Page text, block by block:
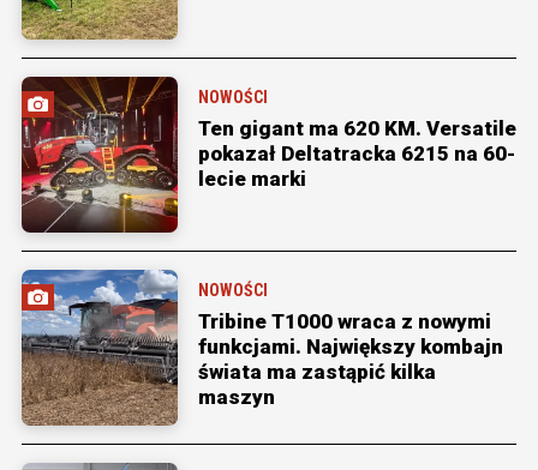
NOWOŚCI
Ten gigant ma 620 KM. Versatile
pokazał Deltatracka 6215 na 60-
lecie marki
NOWOŚCI
Tribine T1000 wraca z nowymi
funkcjami. Największy kombajn
świata ma zastąpić kilka
maszyn